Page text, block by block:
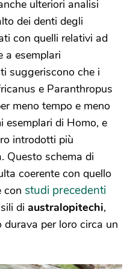
ulteriori analisi
dei denti degli
con quelli relativi ad
a esemplari
suggeriscono che i
e Paranthropus
meno tempo e meno
esemplari di Homo, e
introdotti più
Questo schema di
coerente con quello
con studi precedenti
di australopitechi,
durava per loro circa un